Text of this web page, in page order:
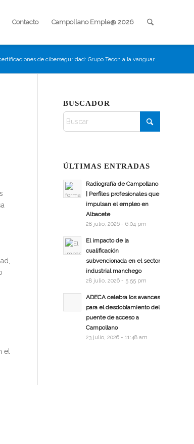
Contacto Campollano Emple@ 2026
de ciberseguridad: Grupo Tecon a la vanguar...
el
BUSCADOR
ÚLTIMAS ENTRADAS
Radiografía de Campollano
| Perfiles profesionales que
impulsan el empleo en
Albacete
28 julio, 2026 - 6:04 pm
El impacto de la
cualificación
subvencionada en el sector
industrial manchego
28 julio, 2026 - 5:55 pm
ADECA celebra los avances
para el desdoblamiento del
puente de acceso a
Campollano
23 julio, 2026 - 11:48 am